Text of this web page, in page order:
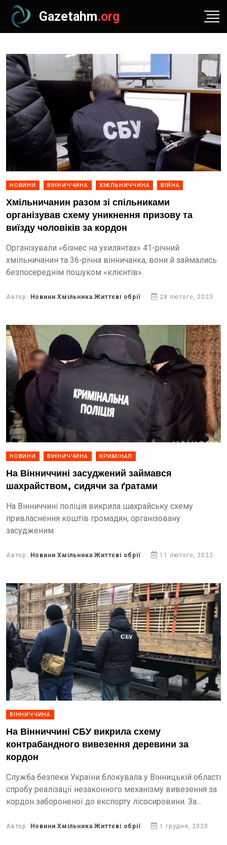
Gazetahm.org
НОВИНИ ВІННИЧЧИНА ХМІЛЬНИЧЧИНА ВІЙНА
Хмільничанин разом зі спільниками
організував схему уникнення призову та
виїзду чоловіків за кордон
Організували «бізнес на ухилянтах» 41-річний
хмільничанин та 36-річна вінничанка, вони й займались
безпосереднім пошуком «клієнтів».
Автор: Новини Хмільника Життєві обрії 28 лютого, 2023
НОВИНИ ВІННИЧЧИНА КРИМІНАЛ
На Вінниччині засуджений займався
шахрайством, сидячи за ґратами
На Вінниччині поліція викрила шахрайську схему
привласнення коштів громадян, організовану
засудженим
Автор: Новини Хмільника Життєві обрії 11 лютого, 2022
ВІННИЧЧИНА
На Вінниччині СБУ викрила схему
контрабандного вивезення деревини за
кордон
Служба безпеки України блокувала у Вінницькій області
спробу реалізації незаконного механізму вивезення за
кордон забороненої до експорту лісосировини. За
місцевих комерційних структур організували схему
Автор: Новини Хмільника Життєві обрії 1 грудня, 2020